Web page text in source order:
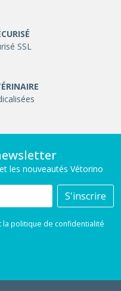
SSL
les nouveautés Vétorino
S'inscrire
la politique de confidentialité